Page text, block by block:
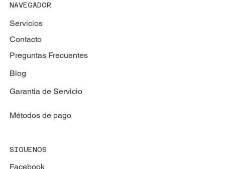
NAVEGADOR
Servicios
Contacto
Preguntas Frecuentes
Blog
Garantia de Servicio
Métodos de pago
SIGUENOS
Facebook